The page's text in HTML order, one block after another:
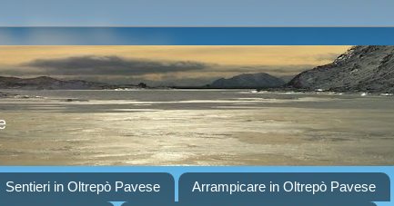
Sentieri in Oltrepò Pavese
Arrampicare in Oltrepò Pavese